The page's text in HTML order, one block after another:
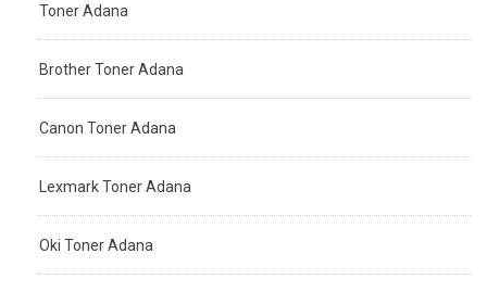
Toner Adana
Brother Toner Adana
Canon Toner Adana
Lexmark Toner Adana
Oki Toner Adana